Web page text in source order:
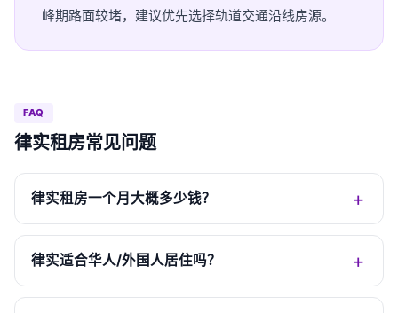
峰期路面较堵，建议优先选择轨道交通沿线房源。
FAQ
律实租房常见问题
律实租房一个月大概多少钱？
律实适合华人/外国人居住吗？